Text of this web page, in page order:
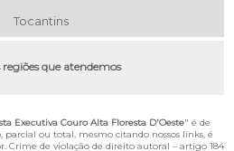
Tocantins
regiões que atendemos
Executiva Couro Alta Floresta D'Oeste" é de
parcial ou total, mesmo citando nossos links, é
Crime de violação de direito autoral – artigo 184